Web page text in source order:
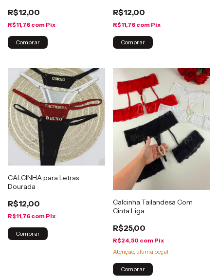
R$12,00
R$11,76 com Pix
Comprar
R$12,00
R$11,76 com Pix
Comprar
CALCINHA para Letras
Dourada
R$12,00
R$11,76 com Pix
Comprar
Calcinha Tailandesa Com
Cinta Liga
R$25,00
R$24,50 com Pix
Atenção, última peça!
Comprar